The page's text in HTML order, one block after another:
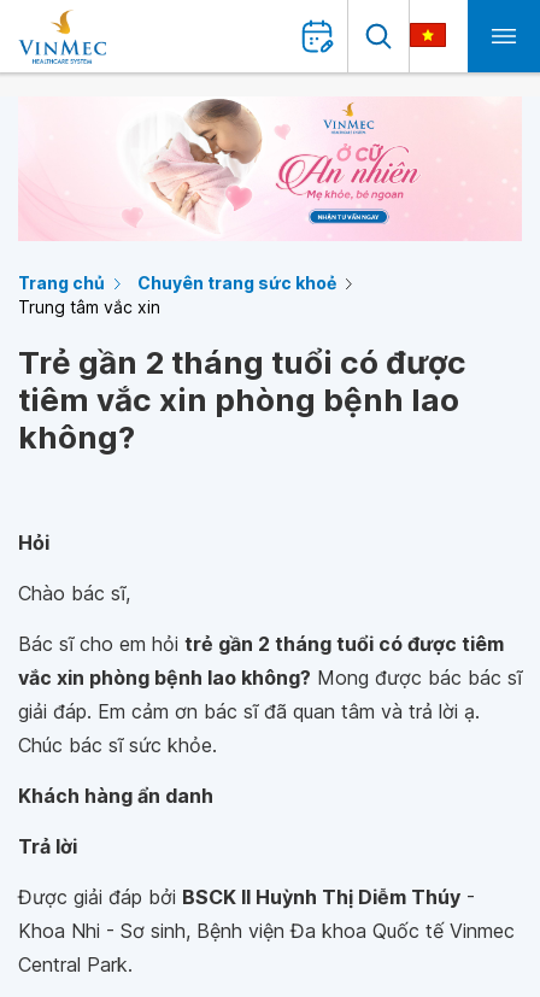
Trang chủ
Chuyên trang sức khoẻ
Trung tâm vắc xin
Trẻ gần 2 tháng tuổi có được
tiêm vắc xin phòng bệnh lao
không?
Hỏi
Chào bác sĩ,
Bác sĩ cho em hỏi trẻ gần 2 tháng tuổi có được tiêm
vắc xin phòng bệnh lao không? Mong được bác bác sĩ
giải đáp. Em cảm ơn bác sĩ đã quan tâm và trả lời ạ.
Chúc bác sĩ sức khỏe.
Khách hàng ẩn danh
Trả lời
Được giải đáp bởi BSCK II Huỳnh Thị Diễm Thúy -
Khoa Nhi - Sơ sinh, Bệnh viện Đa khoa Quốc tế Vinmec
Central Park.